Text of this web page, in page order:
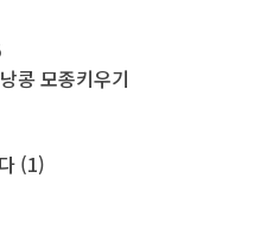
콩 모종키우기
(1)